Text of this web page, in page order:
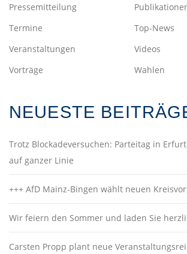
Pressemitteilung
Termine
Top-News
Veranstaltungen
Videos
Vorträge
Wahlen
NEUESTE
Trotz Blockadeversuchen: Parteitag in
auf ganzer Linie
+++ AfD Mainz-Bingen wählt neuen
Wir feiern den Sommer und laden Sie
Carsten Propp plant neue